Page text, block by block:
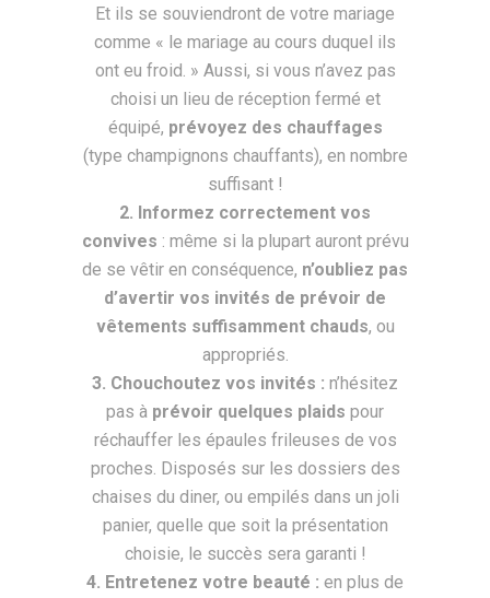
Et ils se souviendront de votre mariage
comme « le mariage au cours duquel ils
ont eu froid. » Aussi, si vous n’avez pas
choisi un lieu de réception fermé et
équipé, prévoyez des chauffages
(type champignons chauffants), en nombre
suffisant !
2. Informez correctement vos
convives : même si la plupart auront prévu
de se vêtir en conséquence, n’oubliez pas
d’avertir vos invités de prévoir de
vêtements suffisamment chauds, ou
appropriés.
3. Chouchoutez vos invités : n’hésitez
pas à prévoir quelques plaids pour
réchauffer les épaules frileuses de vos
proches. Disposés sur les dossiers des
chaises du diner, ou empilés dans un joli
panier, quelle que soit la présentation
choisie, le succès sera garanti !
4. Entretenez votre beauté : en plus de